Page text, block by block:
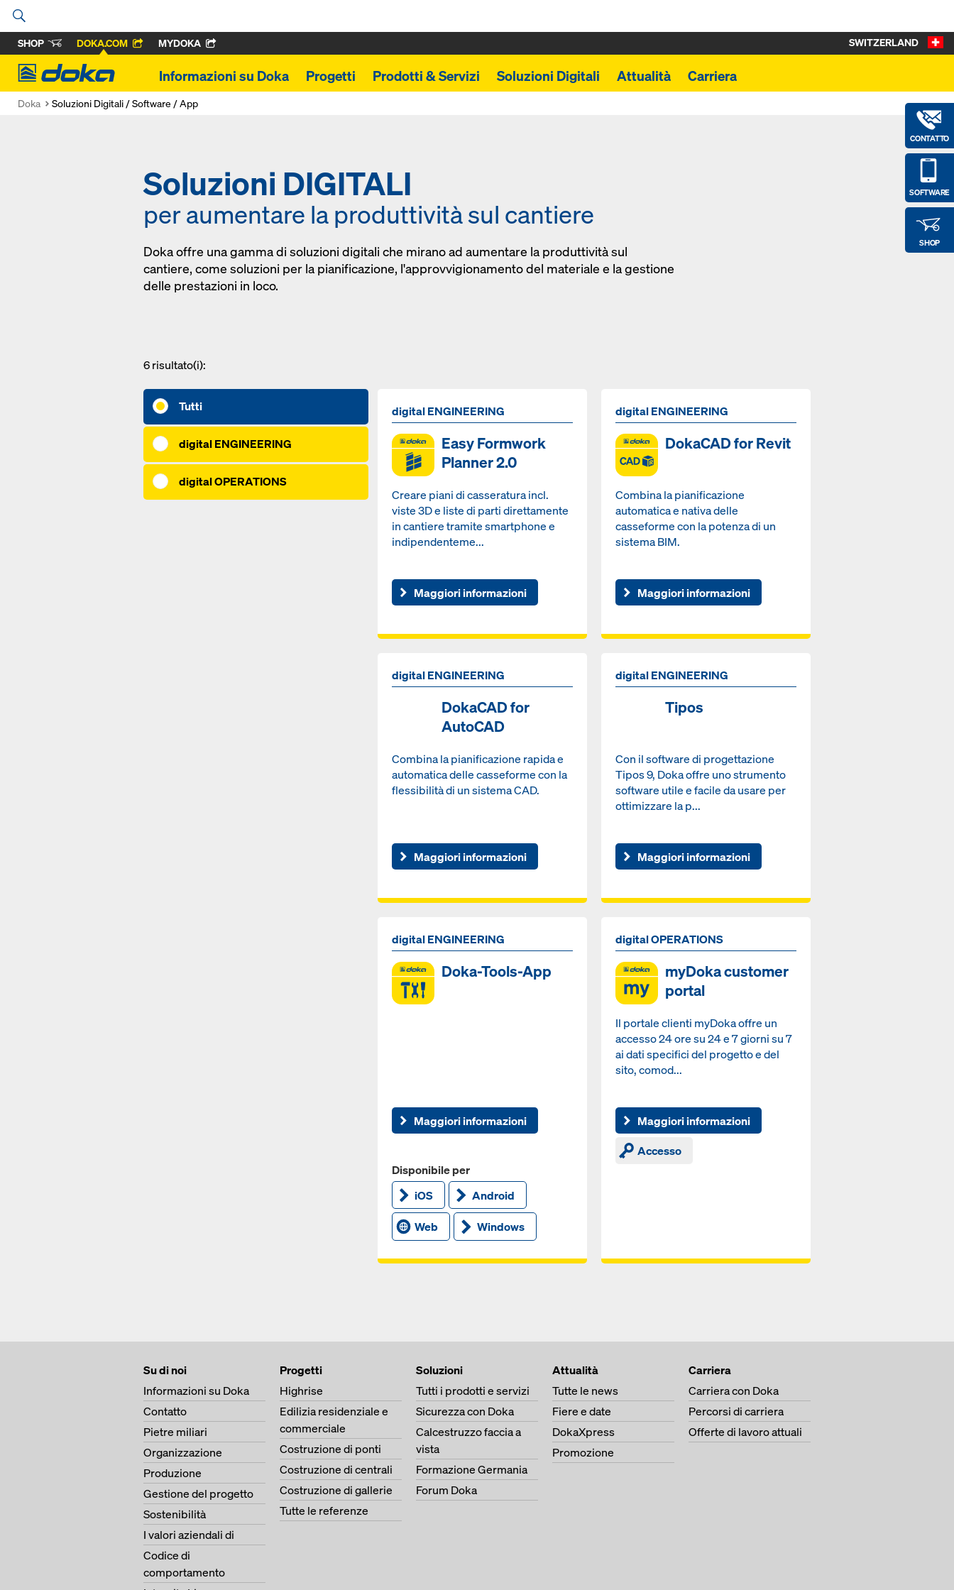
SHOP DOKA.COM MYDOKA
Doka
Informazioni su Doka Progetti Prodotti & Servizi Soluzioni Digitali Attualità Carriera
CONTATTO
SOFTWARE
SHOP
SWITZERLAND
Doka Soluzioni Digitali / Software / App
Soluzioni DIGITALI
per aumentare la produttività sul cantiere
Doka offre una gamma di soluzioni digitali che mirano ad aumentare la produttività sul
cantiere, come soluzioni per la pianificazione, l'approvvigionamento del materiale e la gestione
delle prestazioni in loco.
6risultato(i):
Tutti
digital ENGINEERING
digital OPERATIONS
digital ENGINEERING
Easy Formwork
Planner 2.0
Creare piani di casseratura incl.
viste 3D e liste di parti direttamente
in cantiere tramite smartphone e
indipendenteme...
Maggiori informazioni
digital ENGINEERING
DokaCAD for Revit
Combina la pianificazione
automatica e nativa delle
casseforme con la potenza di un
sistema BIM.
Maggiori informazioni
digital ENGINEERING
DokaCAD for
AutoCAD
Combina la pianificazione rapida e
automatica delle casseforme con la
flessibilità di un sistema CAD.
Maggiori informazioni
digital ENGINEERING
Tipos
Con il software di progettazione
Tipos 9, Doka offre uno strumento
software utile e facile da usare per
ottimizzare la p...
Maggiori informazioni
digital ENGINEERING
Doka-Tools-App
Maggiori informazioni
Disponibile per
iOS
Android
Web Windows
digital OPERATIONS
myDoka customer
portal
Il portale clienti myDoka offre un
accesso 24 ore su 24 e 7 giorni su 7
ai dati specifici del progetto e del
sito, comod...
Maggiori informazioni
Accesso
Su di noi
Informazioni su Doka
Contatto
Pietre miliari
Organizzazione
Produzione
Gestione del progetto
Sostenibilità
I valori aziendali di
Codice di
comportamento
Progetti
Highrise
Edilizia residenziale e
commerciale
Costruzione di ponti
Costruzione di centrali
Costruzione di gallerie
Tutte le referenze
Soluzioni
Tutti i prodotti e servizi
Sicurezza con Doka
Calcestruzzo faccia a
vista
Formazione Germania
Forum Doka
Attualità
Tutte le news
Fiere e date
DokaXpress
Promozione
Carriera
Carriera con Doka
Percorsi di carriera
Offerte di lavoro attuali